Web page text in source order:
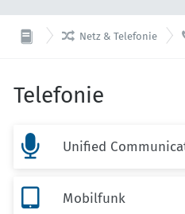
 Netz & Telefonie
Telefonie
 Unified
 Mobilfunk